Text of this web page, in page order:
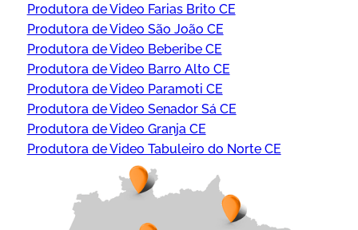
Produtora de Video Farias Brito CE
Produtora de Video São João CE
Produtora de Video Beberibe CE
Produtora de Video Barro Alto CE
Produtora de Video Paramoti CE
Produtora de Video Senador Sá CE
Produtora de Video Granja CE
Produtora de Video Tabuleiro do Norte CE